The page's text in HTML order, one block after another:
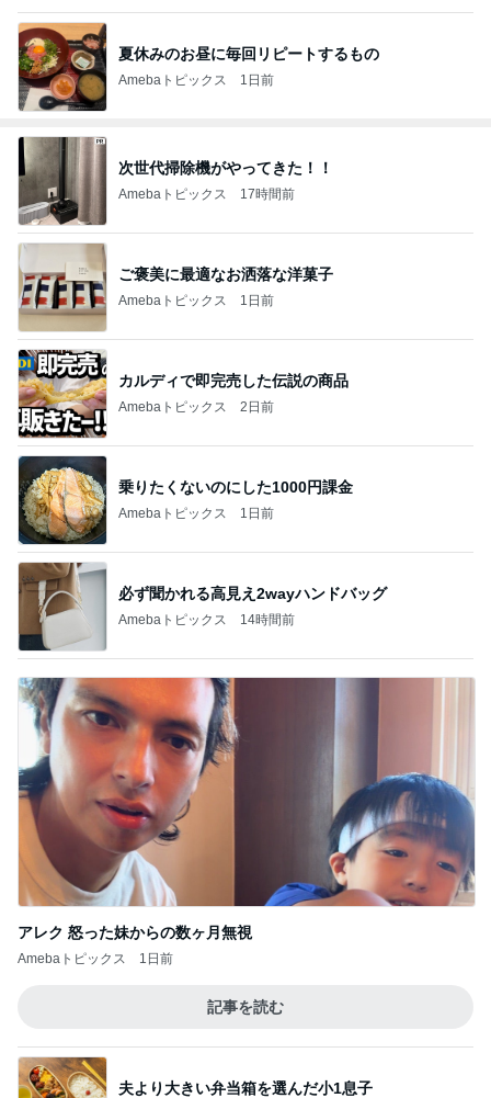
夏休みのお昼に毎回リピートするもの
Amebaトピックス 1日前
次世代掃除機がやってきた！！
Amebaトピックス 17時間前
ご褒美に最適なお洒落な洋菓子
Amebaトピックス 1日前
カルディで即完売した伝説の商品
Amebaトピックス 2日前
乗りたくないのにした1000円課金
Amebaトピックス 1日前
必ず聞かれる高見え2wayハンドバッグ
Amebaトピックス 14時間前
アレク 怒った妹からの数ヶ月無視
Amebaトピックス 1日前
記事を読む
夫より大きい弁当箱を選んだ小1息子